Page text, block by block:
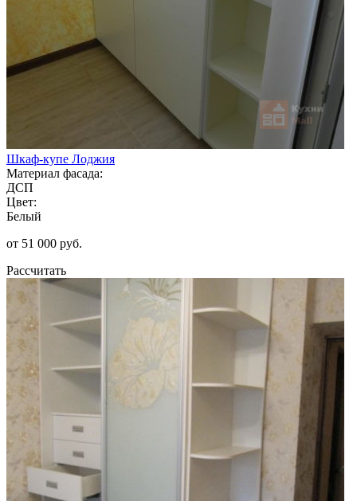
Шкаф-купе Лоджия
Материал фасада:
ДСП
Цвет:
Белый
от 51 000 руб.
Рассчитать